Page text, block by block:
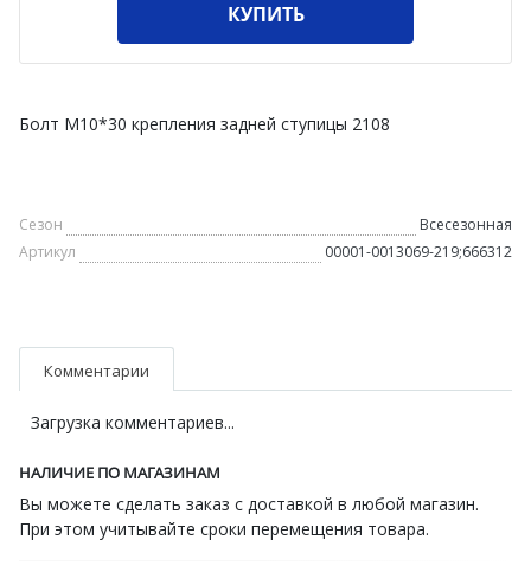
КУПИТЬ
Болт М10*30 крепления задней ступицы 2108
Сезон
Всесезонная
Артикул
00001-0013069-219;666312
Комментарии
Загрузка комментариев...
НАЛИЧИЕ ПО МАГАЗИНАМ
Вы можете сделать заказ с доставкой в любой магазин.
При этом учитывайте сроки перемещения товара.